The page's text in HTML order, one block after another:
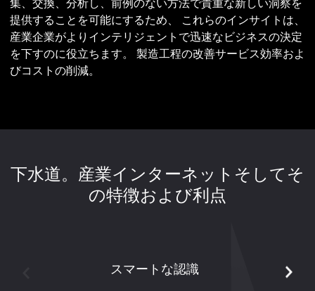
集、交換、分析し、前例のない方法で貴重な新しい洞察を
提供することを可能にするため、 これらのインサイトは、
産業企業がよりインテリジェントで迅速なビジネスの決定
を下すのに役立ちます。 製造工程の改善サービス効率およ
びコストの削減。
下水道。産業インターネットそしてそ
の特徴および利点
スマートな認識